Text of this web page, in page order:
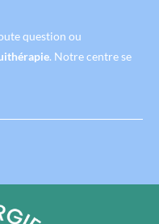
question ou
. Notre centre se